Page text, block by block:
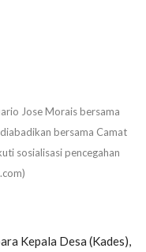
Jose Morais bersama
bersama Camat
sosialisasi pencegahan
Kepala Desa (Kades),